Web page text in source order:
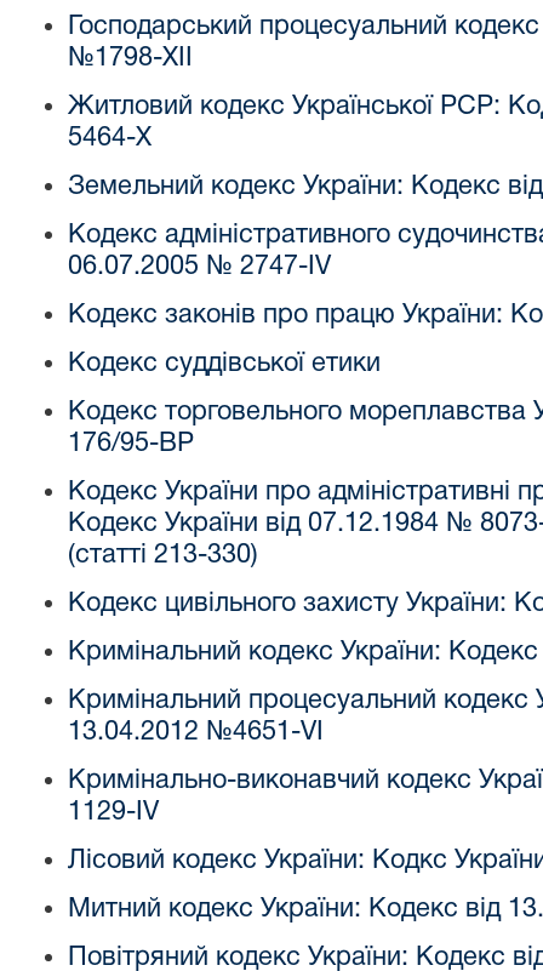
Господарський процесуальний
№1798-XII
Житловий кодекс Української РСР:
5464-X
Земельний кодекс України: Кодекс
Кодекс адміністративного
06.07.2005 № 2747-IV
Кодекс законів про працю України:
Кодекс суддівської етики
Кодекс торговельного
176/95-ВР
Кодекс України про адміністративні
Кодекс України від 07.12.1984 №
(статті 213-330)
Кодекс цивільного захисту України:
Кримінальний кодекс України:
Кримінальний процесуальний кодекс
13.04.2012 №4651-VI
Кримінально-виконавчий кодекс
1129-IV
Лісовий кодекс України: Кодкс
Митний кодекс України: Кодекс від
Повітряний кодекс України: Кодекс